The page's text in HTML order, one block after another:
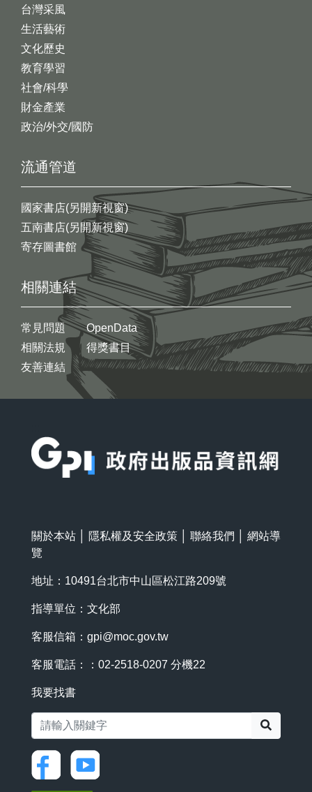
台灣采風
生活藝術
文化歷史
教育學習
社會/科學
財金產業
政治/外交/國防
流通管道
國家書店(另開新視窗)
五南書店(另開新視窗)
寄存圖書館
相關連結
常見問題
相關法規
友善連結
OpenData
得獎書目
關於本站 隱私權及安全政策 聯絡我們
網站導
覽
地址：10491台北市中山區松江路209號
指導單位：文化部
客服信箱： gpi@moc.gov.tw
客服電話：：02-2518-0207 分機22
我要找書